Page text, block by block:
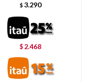
$ 3.290
$ 2.468